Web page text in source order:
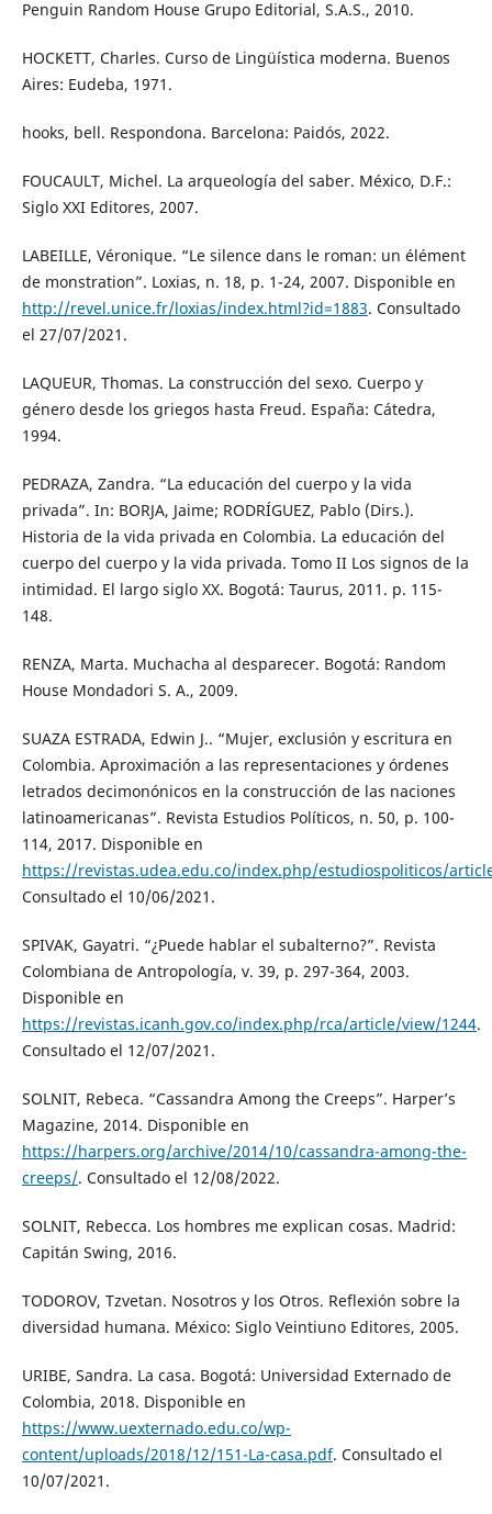
Penguin Random House Grupo Editorial, S.A.S., 2010.
HOCKETT, Charles. Curso de Lingüística moderna. Buenos
Aires: Eudeba, 1971.
hooks, bell. Respondona. Barcelona: Paidós, 2022.
FOUCAULT, Michel. La arqueología del saber. México, D.F.:
Siglo XXI Editores, 2007.
LABEILLE, Véronique. “Le silence dans le roman: un élément
de monstration”. Loxias, n. 18, p. 1-24, 2007. Disponible en
http://revel.unice.fr/loxias/index.html?id=1883. Consultado
el 27/07/2021.
LAQUEUR, Thomas. La construcción del sexo. Cuerpo y
género desde los griegos hasta Freud. España: Cátedra,
1994.
PEDRAZA, Zandra. “La educación del cuerpo y la vida
privada”. In: BORJA, Jaime; RODRÍGUEZ, Pablo (Dirs.).
Historia de la vida privada en Colombia. La educación del
cuerpo del cuerpo y la vida privada. Tomo II Los signos de la
intimidad. El largo siglo XX. Bogotá: Taurus, 2011. p. 115-
148.
RENZA, Marta. Muchacha al desparecer. Bogotá: Random
House Mondadori S. A., 2009.
SUAZA ESTRADA, Edwin J.. “Mujer, exclusión y escritura en
Colombia. Aproximación a las representaciones y órdenes
letrados decimonónicos en la construcción de las naciones
latinoamericanas”. Revista Estudios Políticos, n. 50, p. 100-
114, 2017. Disponible en
https://revistas.udea.edu.co/index.php/estudiospoliticos/
Consultado el 10/06/2021.
SPIVAK, Gayatri. “¿Puede hablar el subalterno?”. Revista
Colombiana de Antropología, v. 39, p. 297-364, 2003.
Disponible en
https://revistas.icanh.gov.co/index.php/rca/article/view/1244.
Consultado el 12/07/2021.
SOLNIT, Rebeca. “Cassandra Among the Creeps”. Harper’s
Magazine, 2014. Disponible en
https://harpers.org/archive/2014/10/cassandra-among-the-
creeps/. Consultado el 12/08/2022.
SOLNIT, Rebecca. Los hombres me explican cosas. Madrid:
Capitán Swing, 2016.
TODOROV, Tzvetan. Nosotros y los Otros. Reflexión sobre la
diversidad humana. México: Siglo Veintiuno Editores, 2005.
URIBE, Sandra. La casa. Bogotá: Universidad Externado de
Colombia, 2018. Disponible en
https://www.uexternado.edu.co/wp-
content/uploads/2018/12/151-La-casa.pdf. Consultado el
10/07/2021.